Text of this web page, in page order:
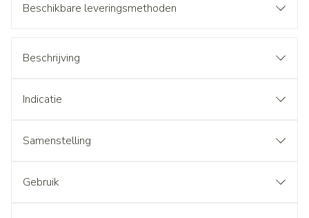
Beschikbare leveringsmethoden
Beschrijving
Indicatie
Samenstelling
Gebruik